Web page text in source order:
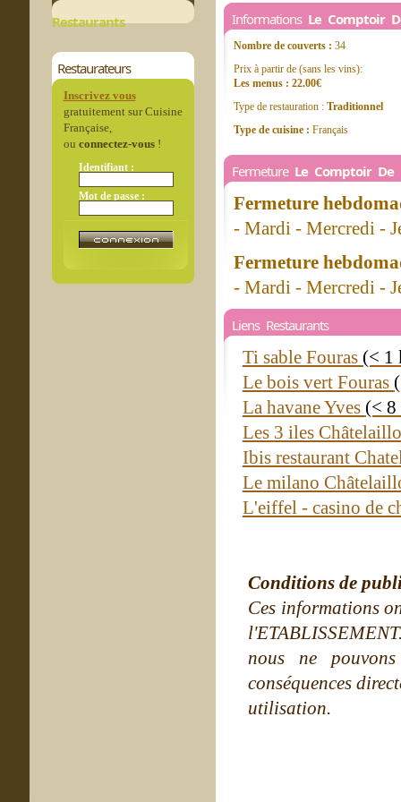
Restaurants
Restaurateurs
Inscrivez vous
gratuitement sur Cuisine
Française,
ou connectez-vous!
Identifiant :
Mot de passe :
Informations Le Comptoir
Nombre de couverts : 34
Prix à partir de (sans les vins):
Les menus : 22.00€
Type de restauration : Traditionnel
Type de cuisine : Français
Fermeture Le Comptoir De
Fermeture
- Mardi - Mercredi -
Fermeture
- Mardi - Mercredi -
Liens Restaurants
Ti sable Fouras (< 1
Le bois vert Fouras
La havane Yves (<
Les 3 iles
Ibis restaurant
Le milano
L'eiffel - casino de
Conditions de
Ces informations
nous ne
conséquences
utilisation.